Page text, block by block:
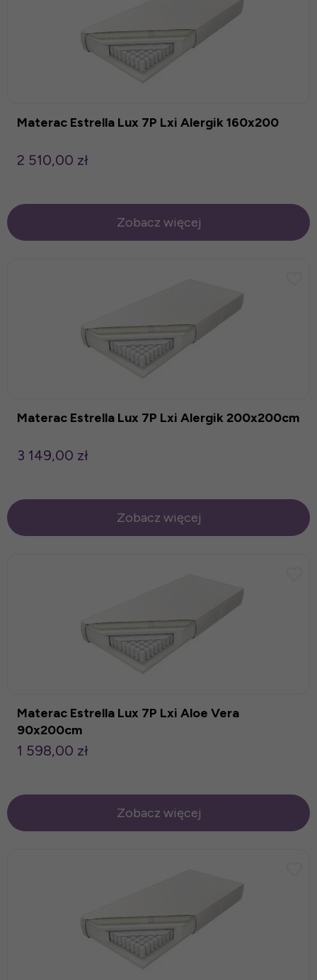
Materac Estrella Lux 7P Lxi Alergik 160x200
2 510,00 zł
Zobacz więcej
Materac Estrella Lux 7P Lxi Alergik 200x200cm
3 149,00 zł
Zobacz więcej
Materac Estrella Lux 7P Lxi Aloe Vera
90x200cm
1 598,00 zł
Zobacz więcej